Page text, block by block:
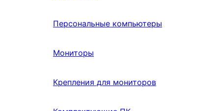
Персональные компьютеры
Мониторы
Крепления для мониторов